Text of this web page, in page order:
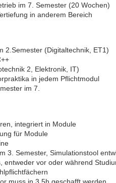
im 7. Semester (20 Wochen)
in anderem Bereich
2.Semester (Digitaltechnik, ET1)
2, Elektronik, IT)
in jedem Pflichtmodul
im 7.
integriert in Module
für Module
3. Semester, Simulationstool
entweder vor oder während